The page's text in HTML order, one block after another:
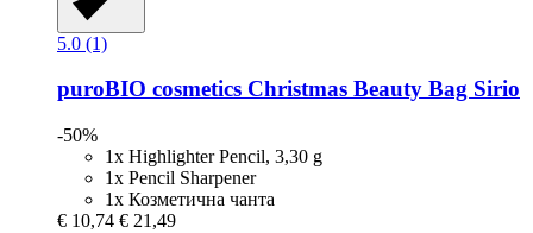
5.0 (1)
puroBIO cosmetics Christmas Beauty Bag Sirio
-50%
1x Highlighter Pencil, 3,30 g
1x Pencil Sharpener
1x Козметична чанта
€ 10,74 € 21,49